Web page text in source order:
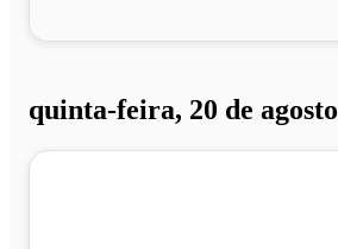
quinta-feira, 20 de agosto